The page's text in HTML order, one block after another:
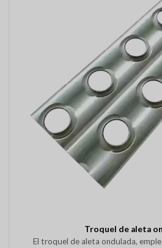
Troquel de aleta
El troquel de aleta ondulada,